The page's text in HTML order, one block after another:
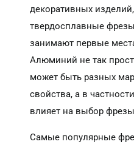
декоративных
твердосплавные
занимают первые
Алюминий не так прост
может быть разных
свойства, а в
влияет на выбор
Самые популярные